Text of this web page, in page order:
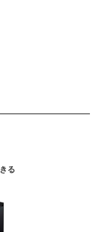
る